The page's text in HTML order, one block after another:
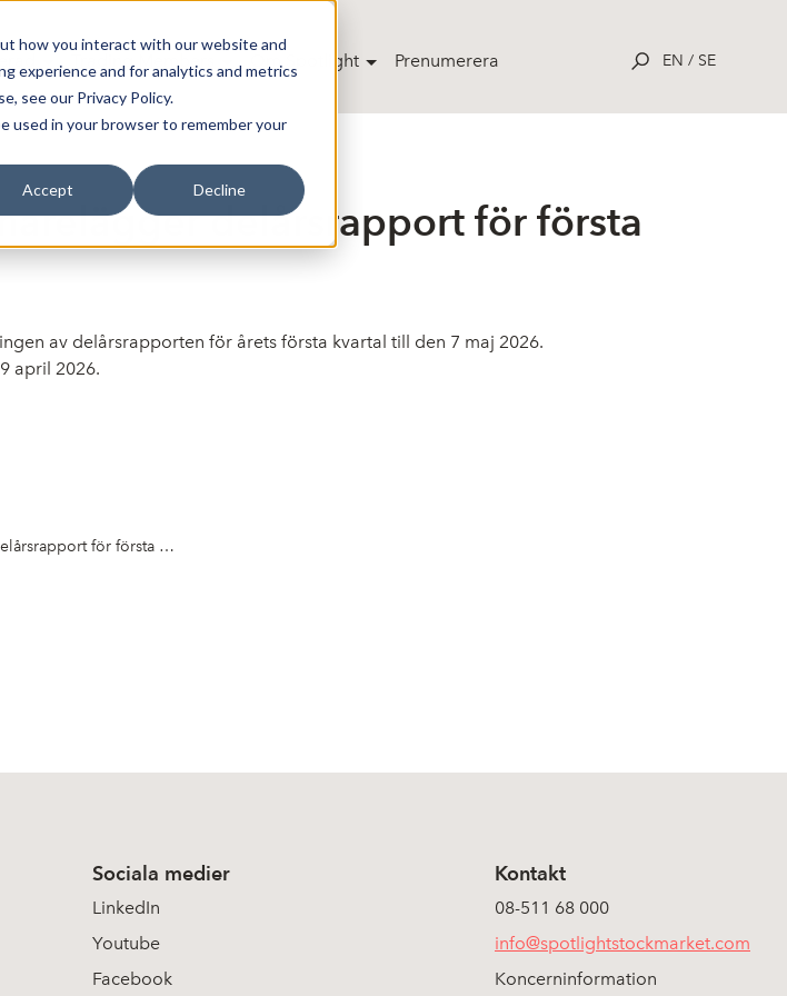
how you interact with our website and
experience and for analytics and metrics
see our Privacy Policy.
used in your browser to remember your
Accept Decline
Om Spotlight Prenumerera EN / SE
delårsrapport för första
av delårsrapporten för årets första kvartal till den 7 maj 2026.
april 2026.
Hunter Capital senarelägger delårsrapport för första kvartalet 2026
Sociala medier
LinkedIn
Youtube
Facebook
Kontakt
08-511 68 000
info@spotlightstockmarket.com
Koncerninformation